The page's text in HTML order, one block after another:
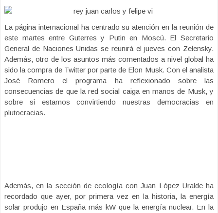
La página internacional ha centrado su atención en la reunión de
este martes entre Guterres y Putin en Moscú. El Secretario
General de Naciones Unidas se reunirá el jueves con Zelensky.
Además, otro de los asuntos más comentados a nivel global ha
sido la compra de Twitter por parte de Elon Musk. Con el analista
José Romero el programa ha reflexionado sobre las
consecuencias de que la red social caiga en manos de Musk, y
sobre si estamos convirtiendo nuestras democracias en
plutocracias.
Además, en la sección de ecología con Juan López Uralde ha
recordado que ayer, por primera vez en la historia, la energía
solar produjo en España más kW que la energía nuclear. En la